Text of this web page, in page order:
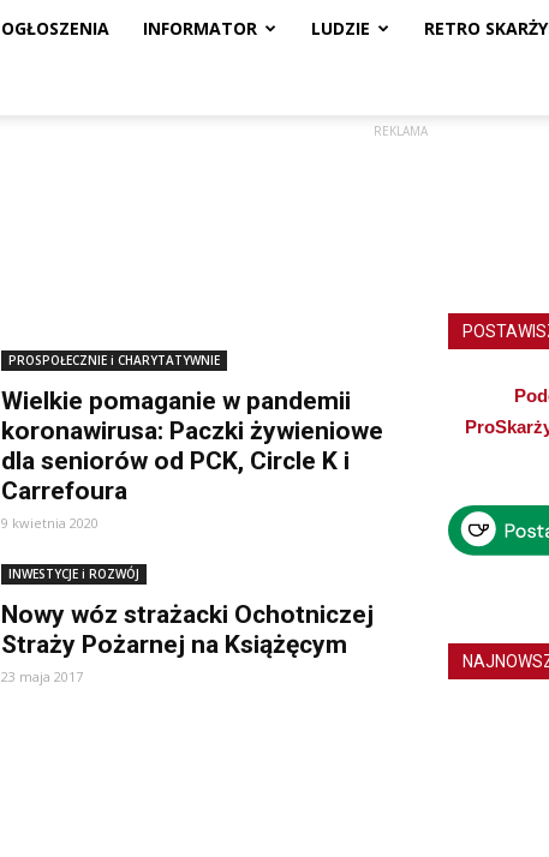
OGŁOSZENIA INFORMATOR LUDZIE RETRO
REKLAMA
PROSPOŁECZNIE i CHARYTATYWNIE
Wielkie pomaganie w pandemii
koronawirusa: Paczki żywieniowe
dla seniorów od PCK, Circle K i
Carrefoura
9 kwietnia 2020
INWESTYCJE i ROZWÓJ
Nowy wóz strażacki Ochotniczej
Straży Pożarnej na Książęcym
23 maja 2017